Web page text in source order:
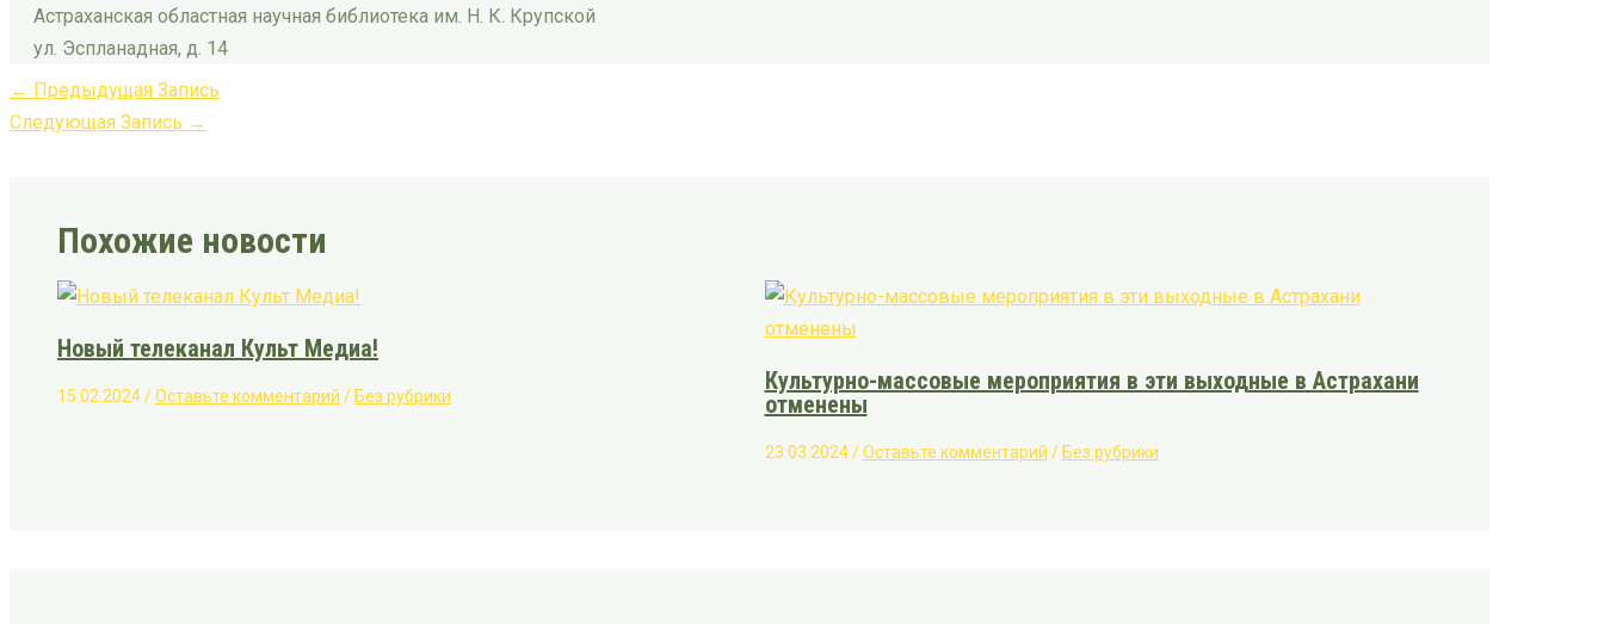
Астраханская областная научная библиотека им. Н. К. Крупской
ул. Эспланадная, д. 14
← Предыдущая Запись
Следующая Запись →
Похожие новости
Новый телеканал Культ Медиа!
15.02.2024/Оставьте комментарий / Без рубрики
Культурно-массовые мероприятия в эти выходные в Астрахани
отменены
23.03.2024/Оставьте комментарий / Без рубрики